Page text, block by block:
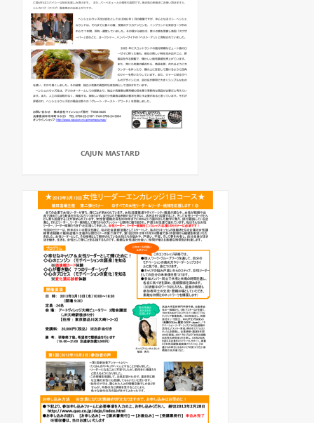
CAJUN MASTARD